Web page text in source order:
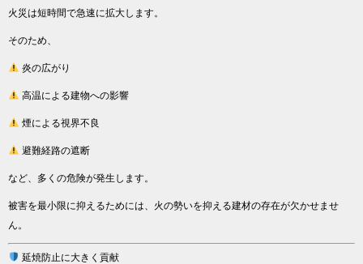
火災は短時間で急速に拡大します。
そのため、
炎の広がり
高温による建物への影響
煙による視界不良
避難経路の遮断
など、多くの危険が発生します。
被害を最小限に抑えるためには、火の勢いを抑える建材の存在が欠かせませ
ん。
延焼防止に大きく貢献